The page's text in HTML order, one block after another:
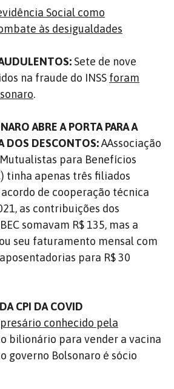
Social como
às desigualdades
Sete de nove
na fraude do INSS foram
.
ABRE A PORTA PARA A
DOS DESCONTOS:AAssociação
para Benefícios
tinha apenas três filiados
de cooperação técnica
as contribuições dos
somavam R$ 135, mas a
seu faturamento mensal com
para R$ 30
CPI DA COVID
conhecido pela
bilionário para vender a vacina
governo Bolsonaro é sócio